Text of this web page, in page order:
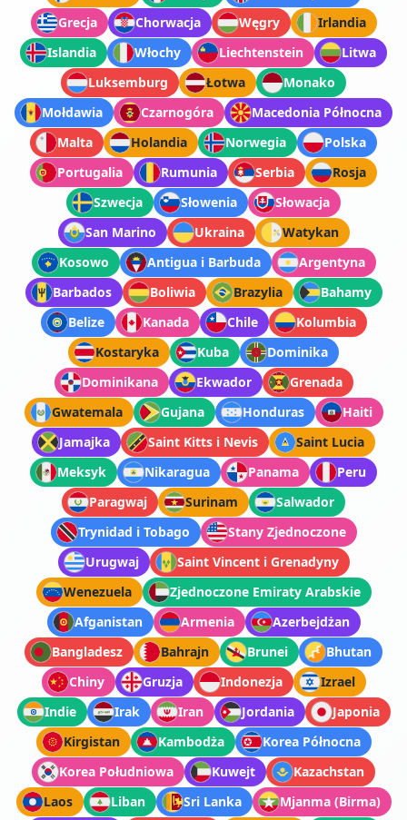
Grecja
Chorwacja Węgry
Irlandia
Islandia
Włochy Liechtenstein
Litwa
Luksemburg
Łotwa
Monako
Mołdawia
Czarnogóra
Macedonia Północna
Malta
Holandia Norwegia
Polska
Portugalia
Rumunia Serbia
Rosja
Szwecja
Słowenia
Słowacja
San Marino
Ukraina
Watykan
Kosowo
Antigua i Barbuda
Argentyna
Barbados
Boliwia Brazylia
Bahamy
Belize
Kanada Chile
Kolumbia
Kostaryka
Kuba
Dominika
Dominikana
Ekwador
Grenada
Gwatemala
Gujana Honduras
Haiti
Jamajka
Saint Kitts i Nevis
Saint Lucia
Meksyk
Nikaragua Panama
Peru
Paragwaj
Surinam
Salwador
Trynidad i Tobago
Stany Zjednoczone
Urugwaj
Saint Vincent i Grenadyny
Wenezuela
Zjednoczone Emiraty Arabskie
Afganistan
Armenia
Azerbejdżan
Bangladesz
Bahrajn Brunei
Bhutan
Chiny
Gruzja Indonezja
Izrael
Indie
Irak Iran Jordania
Japonia
Kirgistan
Kambodża
Korea Północna
Korea Południowa
Kuwejt
Kazachstan
Laos
Liban Sri Lanka Mjanma (Birma)